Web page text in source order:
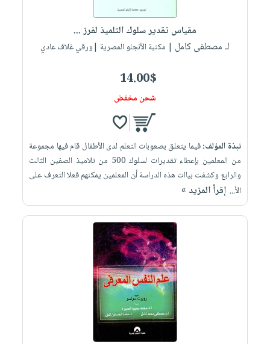
مقياس تقدير سلوك التلميذ لفرز ...
لـ مصطفى كامل | مكتبة الأنجلو المصرية |ورقي غلاف عادي
14.00$
شحن مخفض
نبذة المؤلف:فيما يتعلق بصعوبات التعلم لدى الأطفال قام فيها مجموعة
من المعلمين بإعطاء تقديرات لسلوك 500 من تلاميذ الصفين الثالث
والرابع وكشفت بياات هذه الدراسة أن المعلمين يمكنهم فعلا التعرف على
الأ... إقرأ المزيد »